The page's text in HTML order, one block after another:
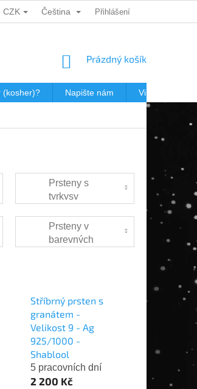
KUPONY POŠTOVNÉ V JEWISHOP
CZK Čeština Přihlášení
NÁKUPNÍ
Prázdný košík
(kosher)? Napište nám Virtualní
Prsteny s
tyrkysy
Prsteny v
barevných
Stříbrný prsten s
granátem -
Velikost 9 - Ag
925/1000 -
Shablool
5 pracovních dní
2 200 Kč